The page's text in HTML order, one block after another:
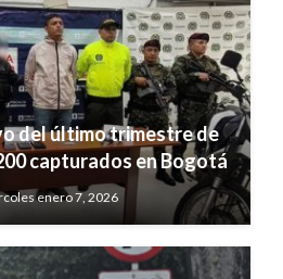
del último trimestre de
capturados en Bogotá
enero 7, 2026